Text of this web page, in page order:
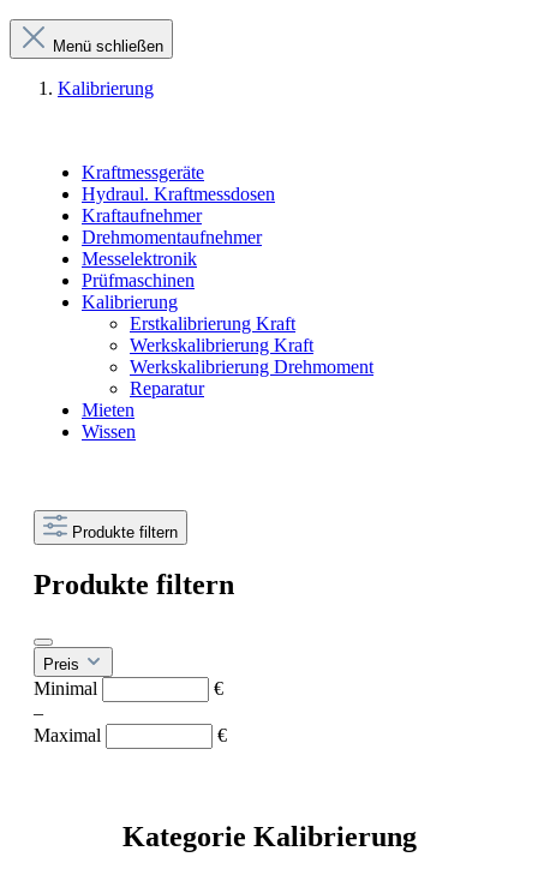
Menü schließen
Kalibrierung
Kraftmessgeräte
Hydraul. Kraftmessdosen
Kraftaufnehmer
Drehmomentaufnehmer
Messelektronik
Prüfmaschinen
Kalibrierung
Erstkalibrierung Kraft
Werkskalibrierung Kraft
Werkskalibrierung Drehmoment
Reparatur
Mieten
Wissen
Produkte filtern
Produkte filtern
Preis
Minimal
€
–
Maximal
€
Kategorie Kalibrierung